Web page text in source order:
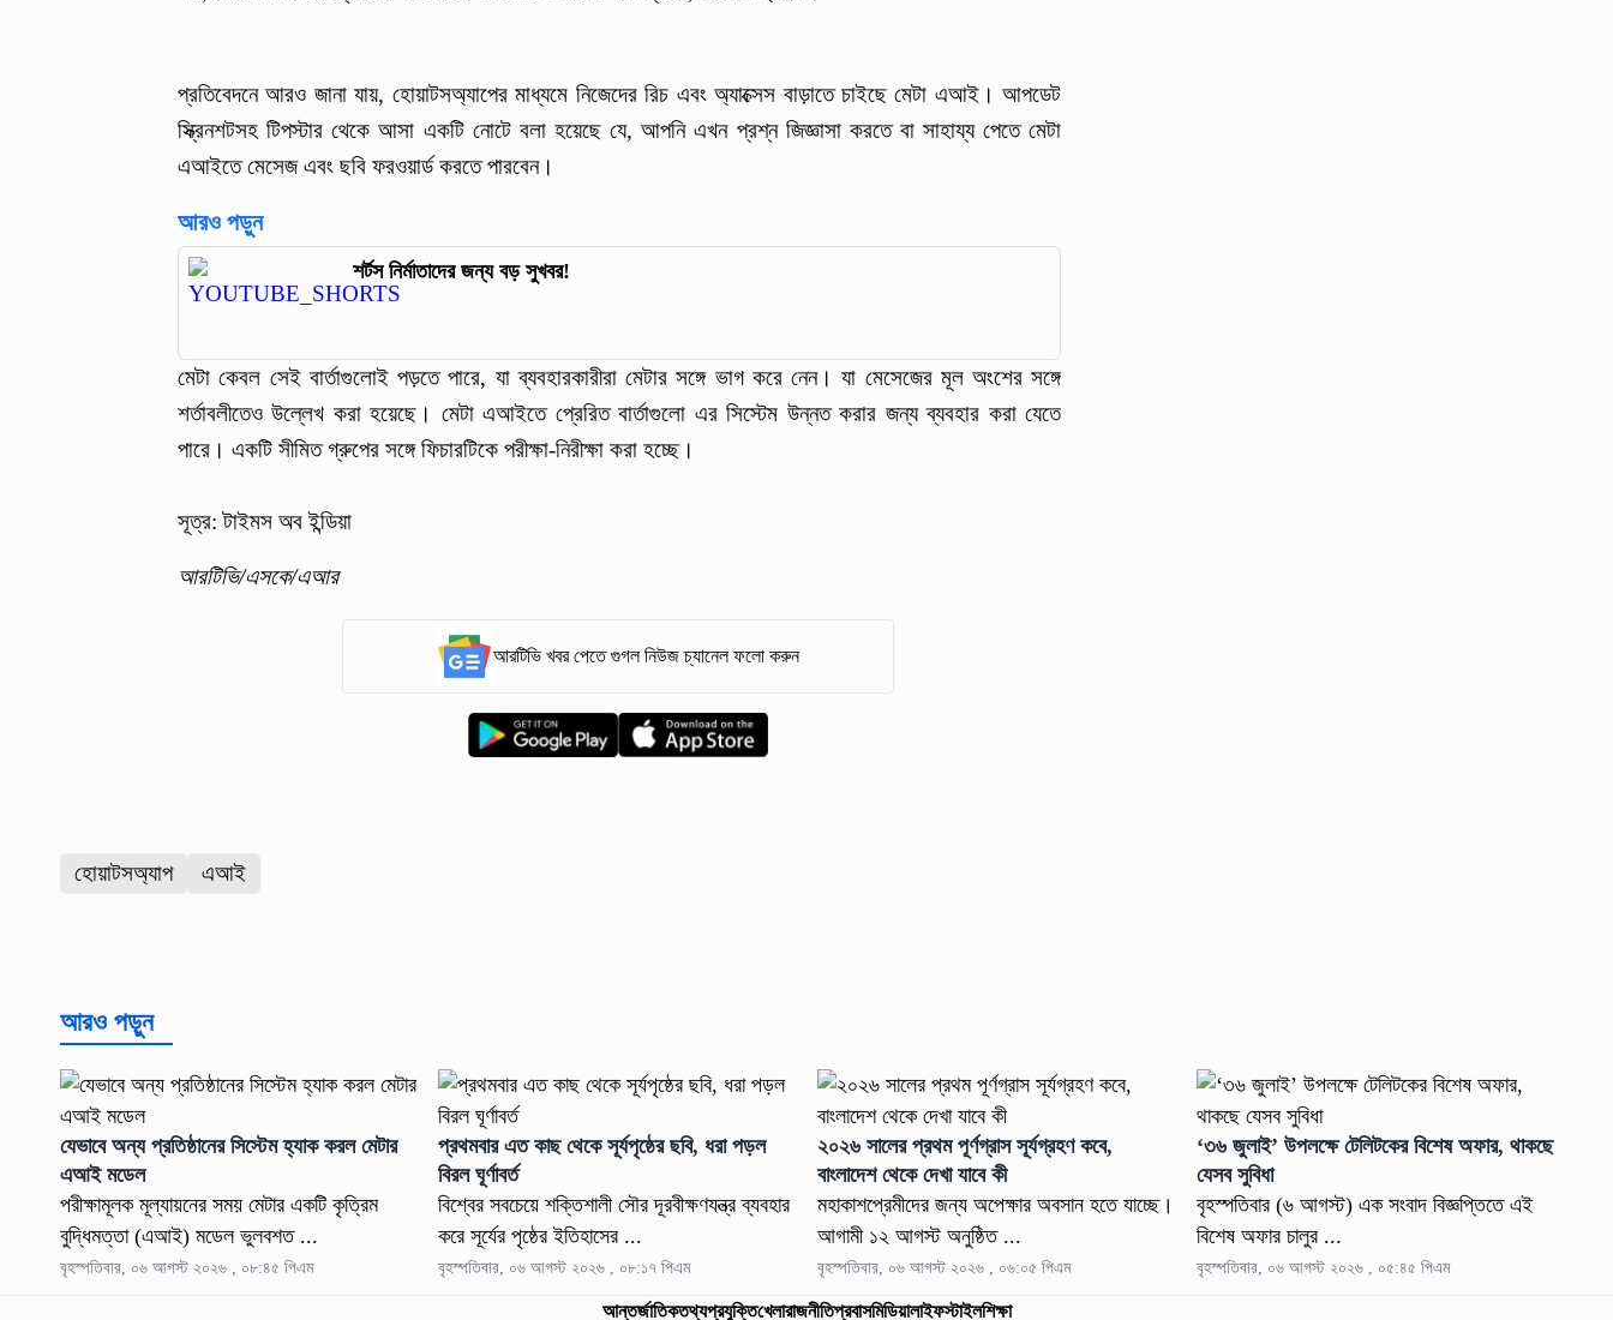
প্রতিবেদনে আরও জানা যায়, হোয়াটসঅ্যাপের মাধ্যমে নিজেদের রিচ এবং অ্যাক্সেস বাড়াতে চাইছে মেটা এআই। আপডেট
স্ক্রিনশটসহ টিপস্টার থেকে আসা একটি নোটে বলা হয়েছে যে, আপনি এখন প্রশ্ন জিজ্ঞাসা করতে বা সাহায্য পেতে মেটা
এআইতে মেসেজ এবং ছবি ফরওয়ার্ড করতে পারবেন।
আরও পড়ুন
শর্টস নির্মাতাদের জন্য বড় সুখবর!
মেটা কেবল সেই বার্তাগুলোই পড়তে পারে, যা ব্যবহারকারীরা মেটার সঙ্গে ভাগ করে নেন। যা মেসেজের মূল অংশের সঙ্গে
শর্তাবলীতেও উল্লেখ করা হয়েছে। মেটা এআইতে প্রেরিত বার্তাগুলো এর সিস্টেম উন্নত করার জন্য ব্যবহার করা যেতে
পারে। একটি সীমিত গ্রুপের সঙ্গে ফিচারটিকে পরীক্ষা-নিরীক্ষা করা হচ্ছে।
সূত্র: টাইমস অব ইন্ডিয়া
আরটিভি/এসকে/এআর
আরটিভি খবর পেতে গুগল নিউজ চ্যানেল ফলো করুন
হোয়াটসঅ্যাপ এআই
আরও পড়ুন
যেভাবে অন্য প্রতিষ্ঠানের সিস্টেম হ্যাক করল মেটার
এআই মডেল
পরীক্ষামূলক মূল্যায়নের সময় মেটার একটি কৃত্রিম
বুদ্ধিমত্তা (এআই) মডেল ভুলবশত ...
বৃহস্পতিবার, ০৬ আগস্ট ২০২৬ , ০৮:৪৫ পিএম
প্রথমবার এত কাছ থেকে সূর্যপৃষ্ঠের ছবি, ধরা পড়ল
বিরল ঘূর্ণাবর্ত
বিশ্বের সবচেয়ে শক্তিশালী সৌর দূরবীক্ষণযন্ত্র ব্যবহার
করে সূর্যের পৃষ্ঠের ইতিহাসের ...
বৃহস্পতিবার, ০৬ আগস্ট ২০২৬ , ০৮:১৭ পিএম
২০২৬ সালের প্রথম পূর্ণগ্রাস সূর্যগ্রহণ কবে,
বাংলাদেশ থেকে দেখা যাবে কী
মহাকাশপ্রেমীদের জন্য অপেক্ষার অবসান হতে যাচ্ছে।
আগামী ১২ আগস্ট অনুষ্ঠিত ...
বৃহস্পতিবার, ০৬ আগস্ট ২০২৬ , ০৬:০৫ পিএম
‘৩৬ জুলাই’ উপলক্ষে টেলিটকের বিশেষ অফার, থাকছে
যেসব সুবিধা
বৃহস্পতিবার (৬ আগস্ট) এক সংবাদ বিজ্ঞপ্তিতে এই
বিশেষ অফার চালুর ...
বৃহস্পতিবার, ০৬ আগস্ট ২০২৬ , ০৫:৪৫ পিএম
আন্তর্জাতিকতথ্যপ্রযুক্তিখেলারাজনীতিপ্রবাসমিডিয়ালাইফস্টাইলশিক্ষা